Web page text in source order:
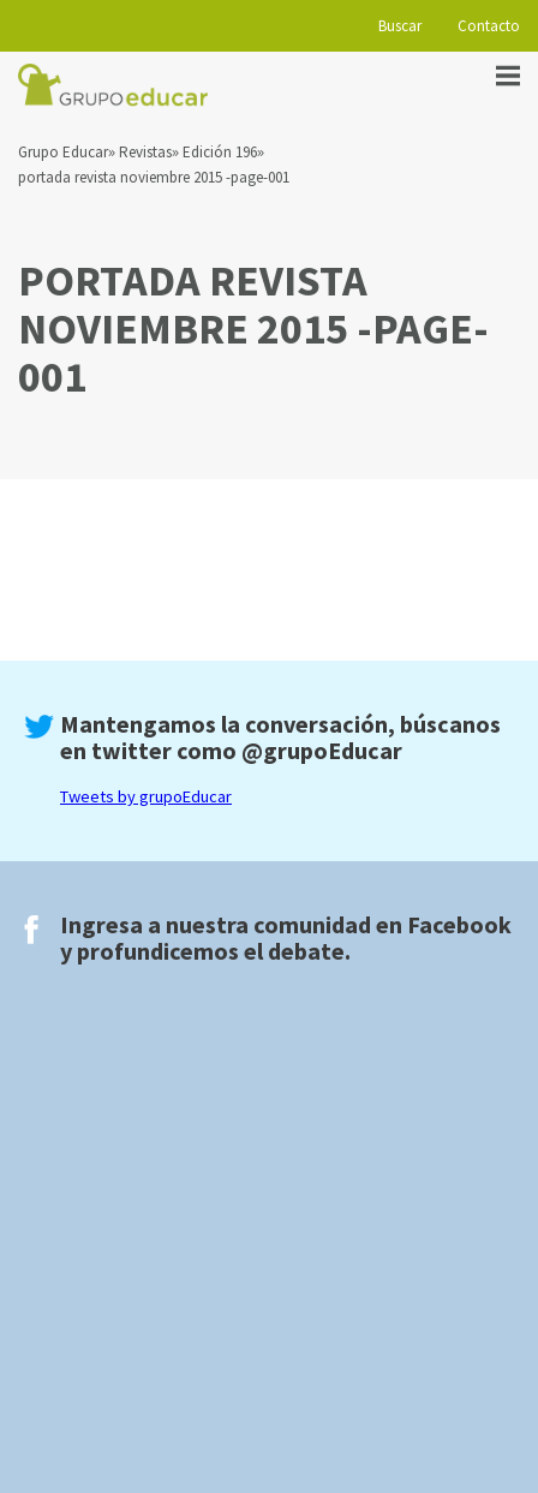
Buscar Contacto
Grupo Educar Revistas Edición 196
portada revista noviembre 2015 -page-001
PORTADA REVISTA
NOVIEMBRE 2015 -PAGE-
001
Mantengamos la conversación, búscanos
en twitter como @grupoEducar
Tweets by grupoEducar
Ingresa a nuestra comunidad en Facebook
y profundicemos el debate.